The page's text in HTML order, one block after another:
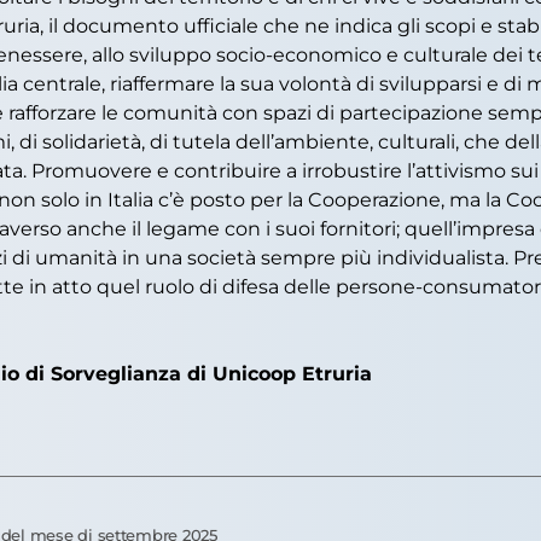
il documento ufficiale che ne indica gli scopi e
allo sviluppo socio-economico e culturale dei
centrale, riaffermare la sua volontà di svilupparsi e
le comunità con spazi di partecipazione
di solidarietà, di tutela dell’ambiente, culturali, che
Promuovere e contribuire a irrobustire l’attivismo
solo in Italia c’è posto per la Cooperazione, ma la
anche il legame con i suoi fornitori;
umanità in una società sempre più individualista.
in atto quel ruolo di difesa delle persone-
di Sorveglianza di Unicoop Etruria
mese di settembre 2025